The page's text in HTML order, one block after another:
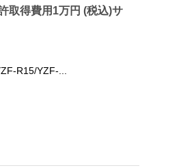
取得費用1万円 (税込)サ
R15/YZF-...